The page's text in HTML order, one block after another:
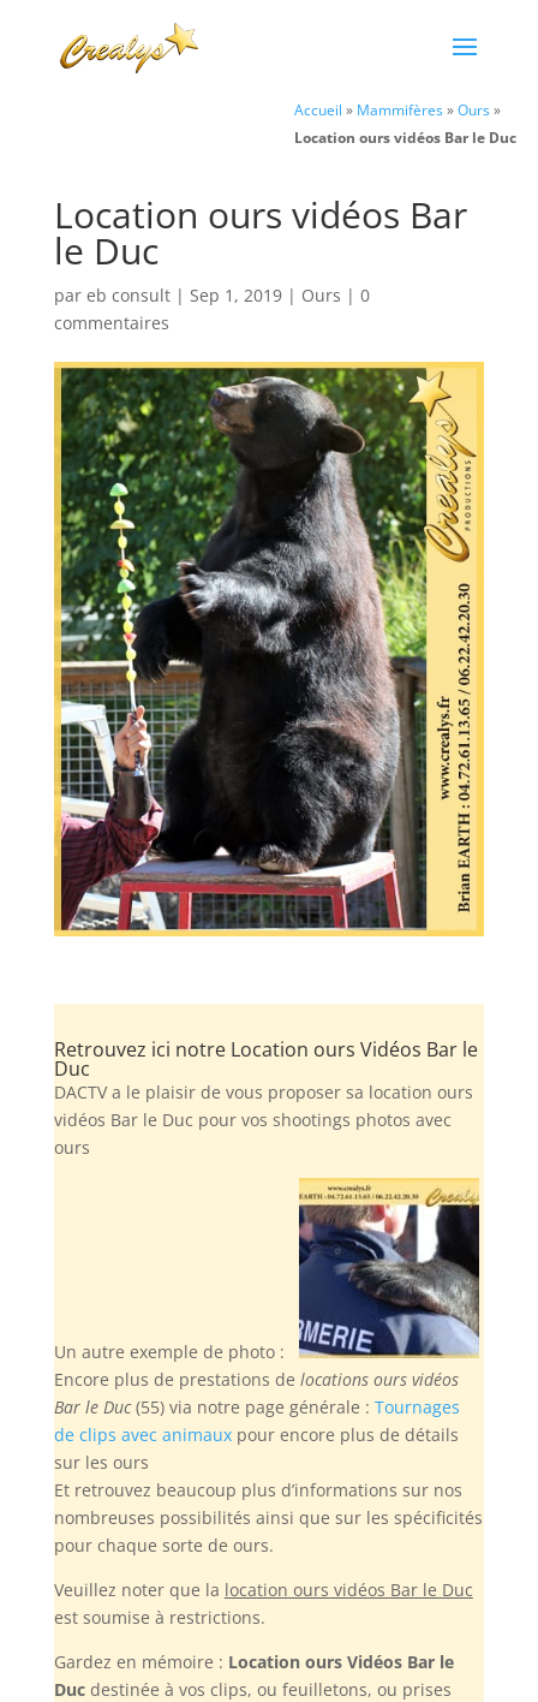
Accueil » Mammifères»Ours»
Location ours vidéos Bar le Duc
Location ours vidéos Bar
le Duc
par eb consult| Sep 1, 2019| Ours | 0
commentaires
Retrouvez ici notre Location ours Vidéos Bar le
Duc
DACTV a le plaisir de vous proposer sa location ours
vidéos Bar le Duc pour vos shootings photos avec
ours
Un autre exemple de photo :
Encore plus de prestations de locations ours vidéos
Bar le Duc(55) via notre page générale : Tournages
de clips avec animauxpour encore plus de détails
sur les ours
Et retrouvez beaucoup plus d’informations sur nos
nombreuses possibilités ainsi que sur les spécificités
pour chaque sorte de ours.
Veuillez noterque la location ours vidéos Bar le Duc
est soumise à restrictions.
Gardez en mémoire : Location ours Vidéos Bar le
Ducdestinée à vos clips, ou feuilletons, ou prises